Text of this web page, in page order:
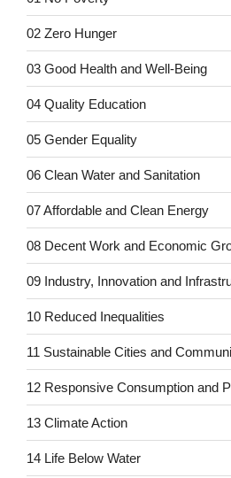
02 Zero Hunger
03 Good Health and Well-Being
04 Quality Education
05 Gender Equality
06 Clean Water and Sanitation
07 Affordable and Clean Energy
08 Decent Work and Economic
09 Industry, Innovation and
10 Reduced Inequalities
11 Sustainable Cities and
12 Responsive Consumption and
13 Climate Action
14 Life Below Water